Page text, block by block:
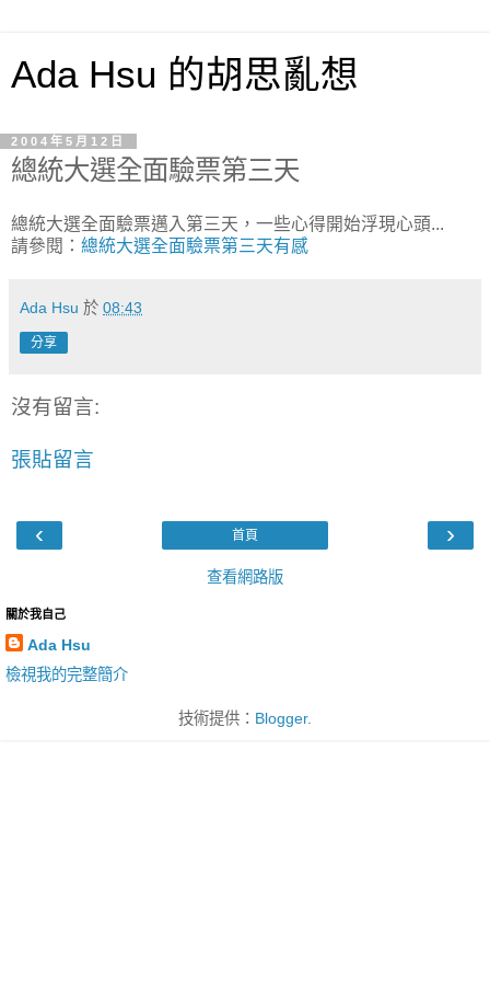
Ada Hsu 的胡思亂想
2004年5月12日
總統大選全面驗票第三天
總統大選全面驗票邁入第三天，一些心得開始浮現心頭...
請參閱： 總統大選全面驗票第三天有感
Ada Hsu 於 08:43
分享
沒有留言:
張貼留言
‹ ›
首頁
查看網路版
關於我自己
Ada Hsu
檢視我的完整簡介
技術提供： Blogger.